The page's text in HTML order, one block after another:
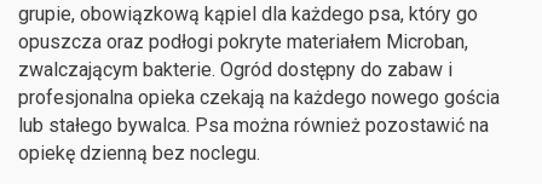
grupie, obowiązkową kąpiel dla każdego psa, który go
opuszcza oraz podłogi pokryte materiałem Microban,
zwalczającym bakterie. Ogród dostępny do zabaw i
profesjonalna opieka czekają na każdego nowego gościa
lub stałego bywalca. Psa można również pozostawić na
opiekę dzienną bez noclegu.